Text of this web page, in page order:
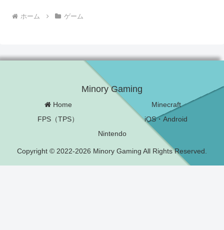
ホーム ゲーム
Minory Gaming
Home
Minecraft
FPS（TPS）
iOS・Android
Nintendo
Copyright © 2022-2026 Minory Gaming All Rights Reserved.